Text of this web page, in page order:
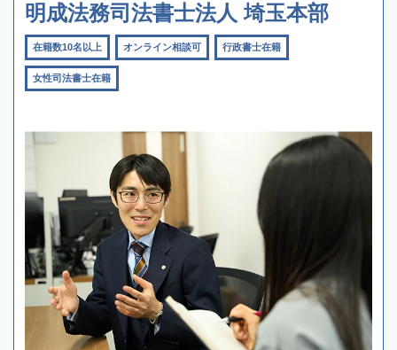
明成法務司法書士法人 埼玉本部
在籍数10名以上 オンライン相談可 行政書士在籍
女性司法書士在籍